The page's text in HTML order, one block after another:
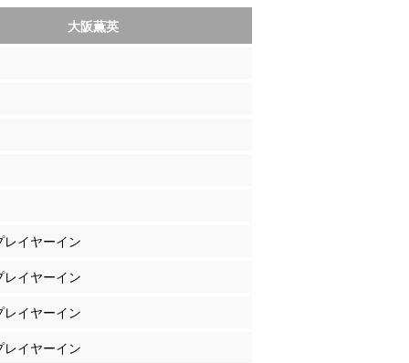
大阪薫英
イヤーイン
イヤーイン
イヤーイン
イヤーイン